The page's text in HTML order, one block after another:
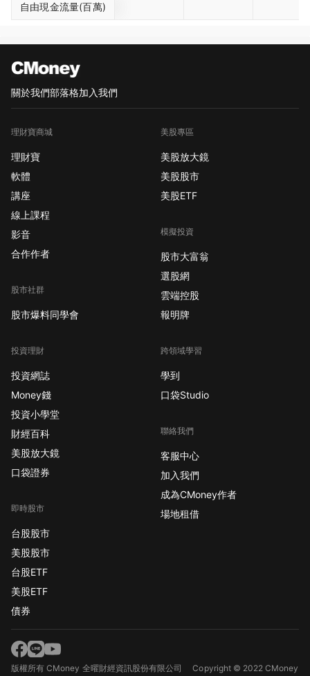
自由現金流量(百萬)
關於我們部落格加入我們
理財寶商城
理財寶
軟體
講座
線上課程
影音
合作作者
股市社群
股市爆料同學會
投資理財
投資網誌
Money錢
投資小學堂
財經百科
美股放大鏡
口袋證券
即時股市
台股股市
美股股市
台股ETF
美股ETF
債券
美股專區
美股放大鏡
美股股市
美股ETF
模擬投資
股市大富翁
選股網
雲端控股
報明牌
跨領域學習
學到
口袋Studio
聯絡我們
客服中心
加入我們
成為CMoney作者
場地租借
版權所有 CMoney 全曜財經資訊股份有限公司Copyright © 2022 CMoney